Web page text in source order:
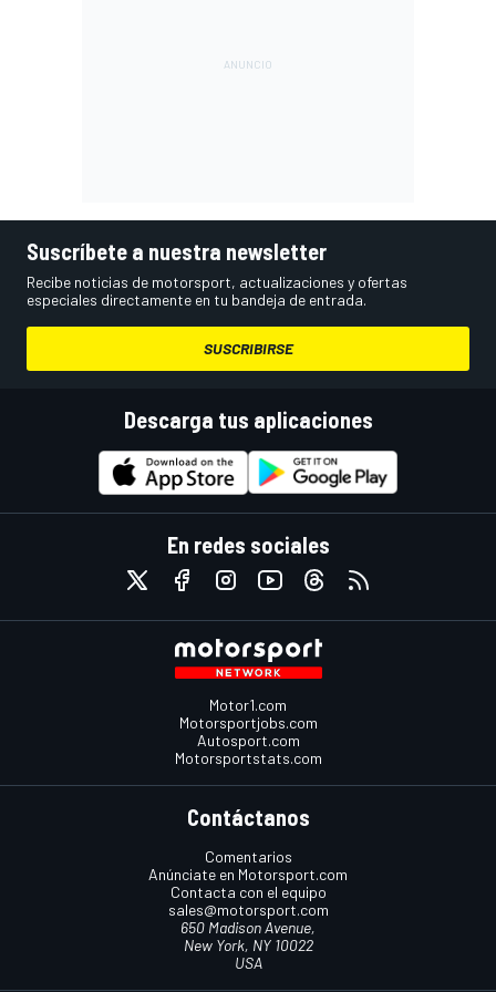
Suscríbete a nuestra newsletter
Recibe noticias de motorsport, actualizaciones y ofertas
especiales directamente en tu bandeja de entrada.
SUSCRIBIRSE
Descarga tus aplicaciones
En redes sociales
Motor1.com
Motorsportjobs.com
Autosport.com
Motorsportstats.com
Contáctanos
Comentarios
Anúnciate en Motorsport.com
Contacta con el equipo
sales@motorsport.com
650 Madison Avenue,
New York, NY 10022
USA